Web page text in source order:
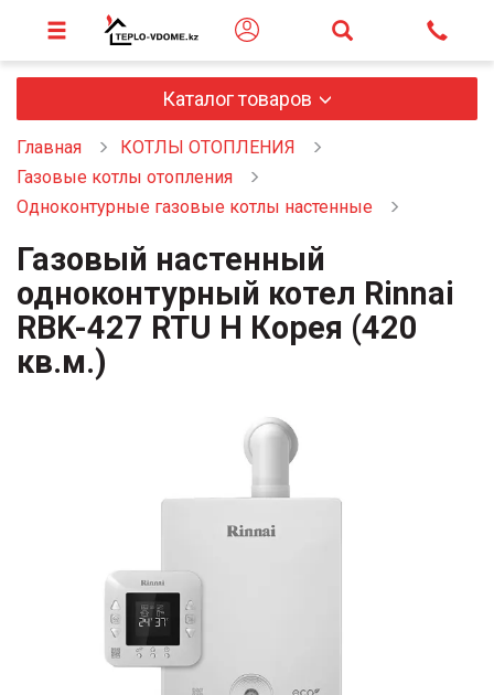
Каталог товаров
Главная
КОТЛЫ ОТОПЛЕНИЯ
Газовые котлы отопления
Одноконтурные газовые котлы настенные
Газовый настенный
одноконтурный котел Rinnai
RBK-427 RTU H Корея (420
кв.м.)